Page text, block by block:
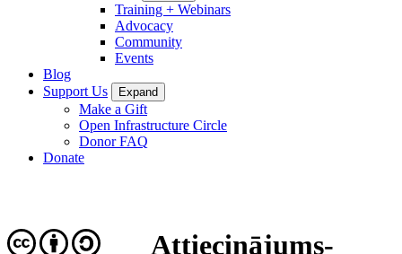
Training + Webinars
Advocacy
Community
Events
Blog
Support Us
Expand
Make a Gift
Open Infrastructure Circle
Donor FAQ
Donate
Attiecinājums-